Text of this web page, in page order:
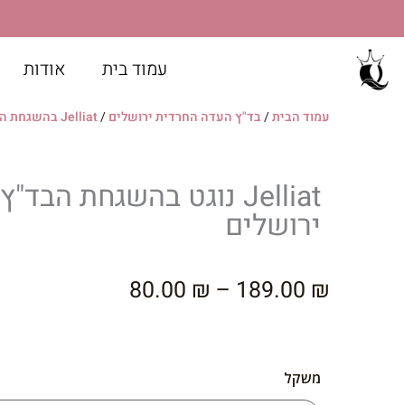
לתוכן
לחץ כאן
עמוד בית אודות
עמוד הבית/בד"ץ העדה החרדית ירושלים/Jelliat בהשגחת הבד"ץ ירושלים
Jelliat נוגט בהשגחת הבד"ץ
ירושלים
80.00 ₪ – 189.00 ₪
משקל